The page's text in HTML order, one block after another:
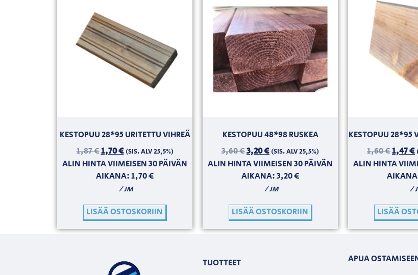
KESTOPUU 28*95 URITETTU VIHREÄ
1,87€1,70€ (SIS. ALV 25,5%)
ALIN HINTA VIIMEISEN 30 PÄIVÄN
AIKANA:1,70€
/ JM
LISÄÄ OSTOSKORIIN
KESTOPUU 48*98 RUSKEA
3,60€3,20€ (SIS. ALV 25,5%)
ALIN HINTA VIIMEISEN 30 PÄIVÄN
AIKANA:3,20€
/ JM
LISÄÄ OSTOSKORIIN
KESTOPUU 28*95
1,60€1,47€
ALIN HINTA
/
LISÄÄ
TUOTTEET
APUA